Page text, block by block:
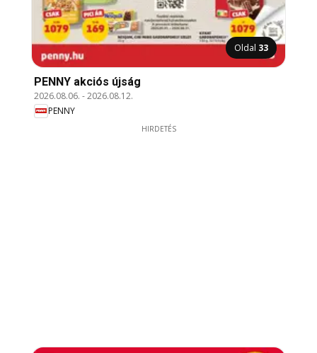
Oldal 33
PENNY akciós újság
2026.08.06. -2026.08.12.
PENNY
HIRDETÉS